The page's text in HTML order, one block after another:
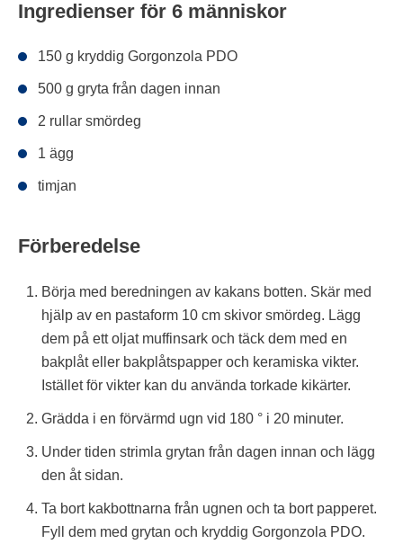
Ingredienser för 6 människor
150 g kryddig Gorgonzola PDO
500 g gryta från dagen innan
2 rullar smördeg
1 ägg
timjan
Förberedelse
Börja med beredningen av kakans botten. Skär med
hjälp av en pastaform 10 cm skivor smördeg. Lägg
dem på ett oljat muffinsark och täck dem med en
bakplåt eller bakplåtspapper och keramiska vikter.
Istället för vikter kan du använda torkade kikärter.
Grädda i en förvärmd ugn vid 180 ° i 20 minuter.
Under tiden strimla grytan från dagen innan och lägg
den åt sidan.
Ta bort kakbottnarna från ugnen och ta bort papperet.
Fyll dem med grytan och kryddig Gorgonzola PDO.